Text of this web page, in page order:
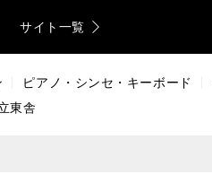
サイト一覧
ピアノ・シンセ・キーボード
東舎